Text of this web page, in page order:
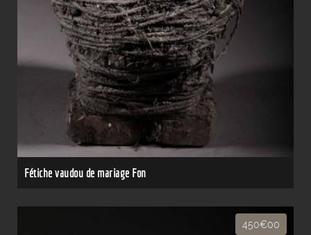
Fétiche vaudou de mariage Fon
450€00